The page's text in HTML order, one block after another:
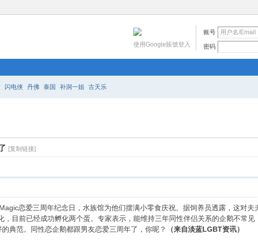
账号
密码
使用Google賬號登入
闪电侠 丹佛 泰国 补洞一姐 古天乐
[复制链接]
恋爱三周年纪念日，水族馆为他们摆满小零食庆祝。据饲养员透露，这对夫
目前已经成功孵化两个蛋。专家表示，能维持三年同性伴侣关系的企鹅不常见
典范。同性恋企鹅都跟男友恋爱三周年了，你呢？
（来自淡蓝LGBT资讯）